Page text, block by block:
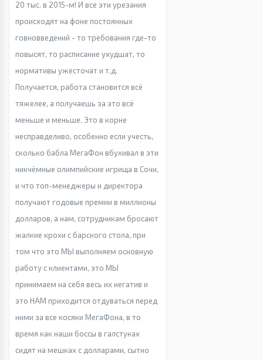
20 тыс. в 2015-м! И все эти урезания
происходят на фоне постоянных
говновведений - то требования где-то
повысят, то расписание ухудшат, то
нормативы ужесточат и т.д.
Получается, работа становится всё
тяжелее, а получаешь за это всё
меньше и меньше. Это в корне
несправделиво, особенно если учесть,
сколько бабла МегаФон вбухивал в эти
никчёмные олимпийские игрища в Сочи,
и что топ-менеджеры и директора
получают годовые премии в миллионы
долларов, а нам, сотрудникам бросают
жалкие крохи с барского стола, при
том что это МЫ выполняем основную
работу с клиентами, это МЫ
принимаем на себя весь их негатив и
это НАМ приходится отдуваться перед
ними за все косяки МегаФона, в то
время как наши боссы в галстуках
сидят на мешках с долларами, сытно